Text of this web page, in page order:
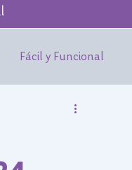
Fácil y Funcional